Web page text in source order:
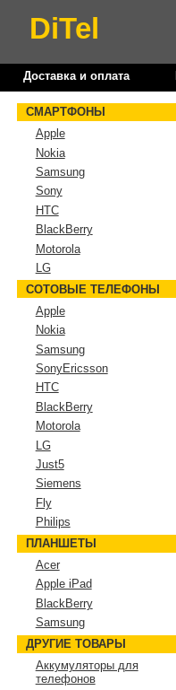
DiTel
Доставка и оплата
СМАРТФОНЫ
Apple
Nokia
Samsung
Sony
HTC
BlackBerry
Motorola
LG
СОТОВЫЕ ТЕЛЕФОНЫ
Apple
Nokia
Samsung
SonyEricsson
HTC
BlackBerry
Motorola
LG
Just5
Siemens
Fly
Philips
ПЛАНШЕТЫ
Acer
Apple iPad
BlackBerry
Samsung
ДРУГИЕ ТОВАРЫ
Аккумуляторы для
телефонов